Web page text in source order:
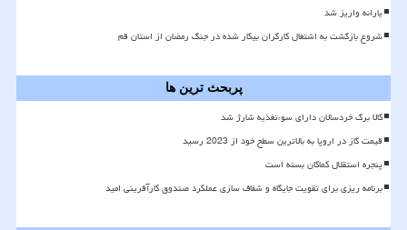
یارانه واریز شد
شروع بازگشت به اشتغال کارگران بیکار شده در جنگ رمضان از استان قم
پربحث ترین ها
کالا برگ خردسالان دارای سوءتغذیه شارژ شد
قیمت گاز در اروپا به بالاترین سطح خود از 2023 رسید
پنجره استقلال کماکان بسته است
برنامه ریزی برای تقویت جایگاه و شفاف سازی عملکرد صندوق کارآفرینی امید